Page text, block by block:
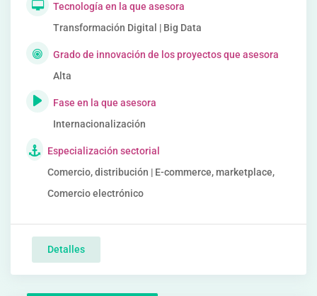
Tecnología en la que asesora
Transformación Digital | Big Data
Grado de innovación de los proyectos que asesora
Alta
Fase en la que asesora
Internacionalización
Especialización sectorial
Comercio, distribución | E-commerce, marketplace,
Comercio electrónico
Detalles